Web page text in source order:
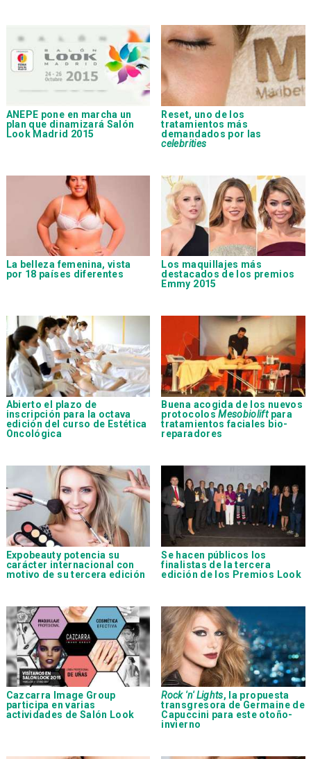
ANEPE pone en marcha un
plan que dinamizará Salón
Look Madrid 2015
Reset, uno de los
tratamientos más
demandados por las
celebrities
La belleza femenina, vista
por 18 países diferentes
Los maquillajes más
destacados de los premios
Emmy 2015
Abierto el plazo de
inscripción para la octava
edición del curso de Estética
Oncológica
Buena acogida de los nuevos
protocolosMesobioliftpara
tratamientos faciales bio-
reparadores
Expobeauty potencia su
carácter internacional con
motivo de su tercera edición
Se hacen públicos los
finalistas de la tercera
edición de los Premios Look
Cazcarra Image Group
participa en varias
actividades de Salón Look
Rock 'n' Lights, la propuesta
transgresora de Germaine de
Capuccini para este otoño-
invierno